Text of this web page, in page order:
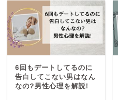
6回もデートしてるのに
告白してこない男はなん
なの?男性心理を解説!